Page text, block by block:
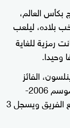
العالم،
رفقة منتخب بلاده، ليلعب
كانت رمزية للغاية
الفائز
بمونديال 2002 الذي مثل نادي النصر في موسم 2006-
2007، ليستمر اللاعب لمدة شهرين فقط مع الفريق ويسجل 3